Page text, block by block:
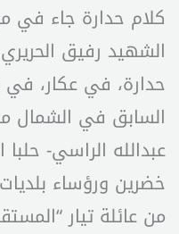
كلام حدارة جاء في
الشهيد رفيق
حدارة، في عكار،
السابق في الشمال
عبدالله الراسي-
خضرين ورؤساء
من عائلة تيار